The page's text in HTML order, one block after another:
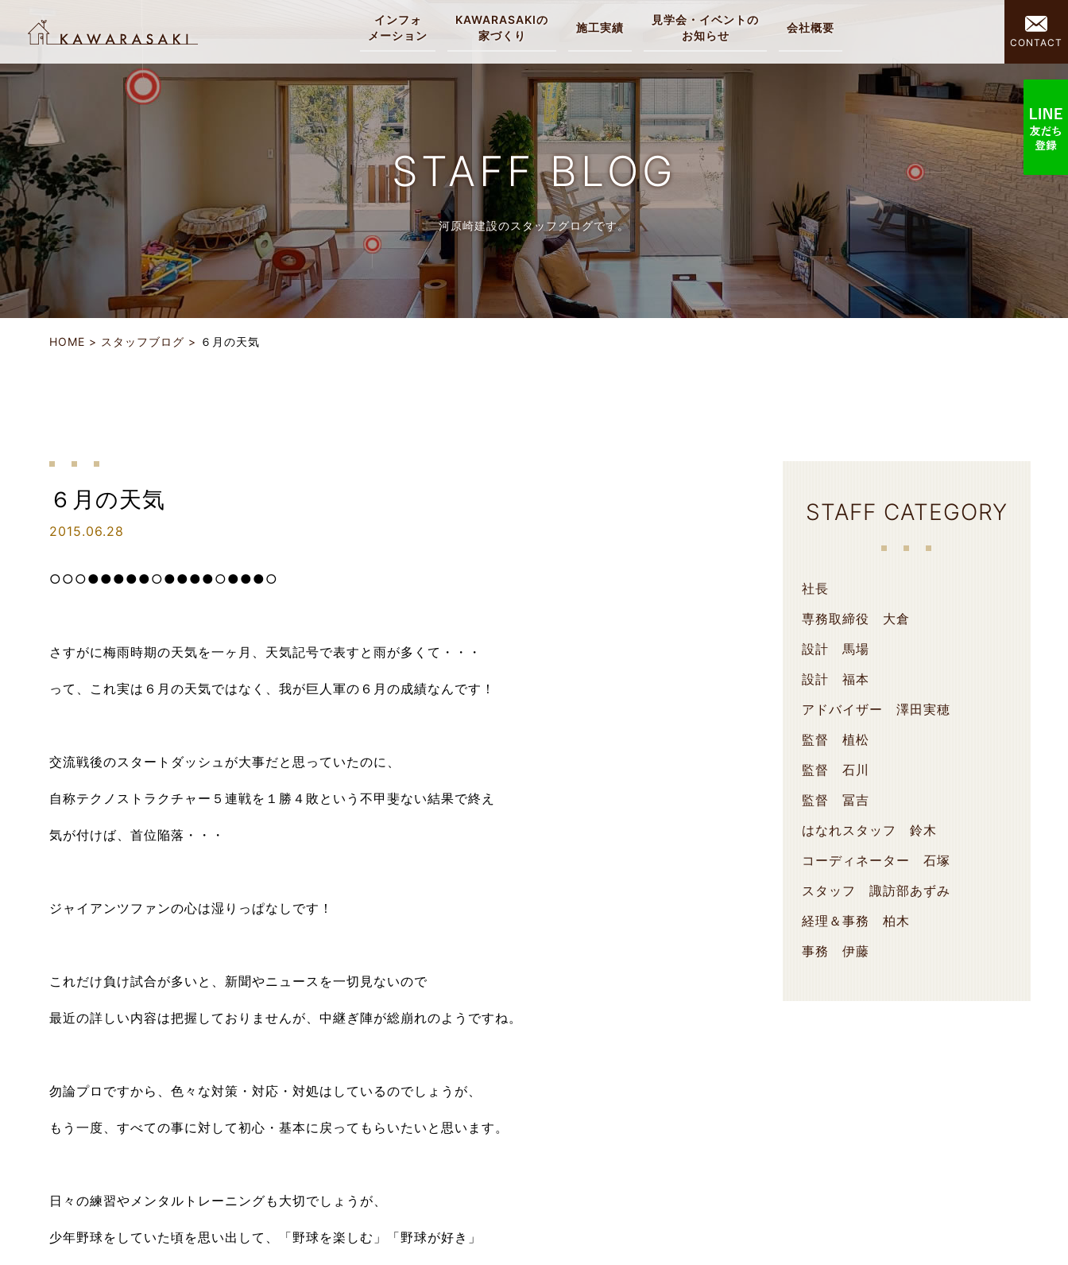
インフォ
メーション
KAWARASAKIの
家づくり
施工実績
見学会・イベントの
お知らせ
会社概要
CONTACT
STAFF BLOG
河原崎建設のスタッフグログです。
HOME スタッフブログ ６月の天気
６月の天気
2015.06.28
○○○●●●●●○●●●●○●●●○
さすがに梅雨時期の天気を一ヶ月、天気記号で表すと雨が多くて・・・
って、これ実は６月の天気ではなく、我が巨人軍の６月の成績なんです！
交流戦後のスタートダッシュが大事だと思っていたのに、
自称テクノストラクチャー５連戦を１勝４敗という不甲斐ない結果で終え
気が付けば、首位陥落・・・
ジャイアンツファンの心は湿りっぱなしです！
これだけ負け試合が多いと、新聞やニュースを一切見ないので
最近の詳しい内容は把握しておりませんが、中継ぎ陣が総崩れのようですね。
勿論プロですから、色々な対策・対応・対処はしているのでしょうが、
もう一度、すべての事に対して初心・基本に戻ってもらいたいと思います。
日々の練習やメンタルトレーニングも大切でしょうが、
少年野球をしていた頃を思い出して、「野球を楽しむ」「野球が好き」
STAFF CATEGORY
社長
専務取締役 大倉
設計 馬場
設計 福本
アドバイザー 澤田実穂
監督 植松
監督 石川
監督 冨吉
はなれスタッフ 鈴木
コーディネーター 石塚
スタッフ 諏訪部あずみ
経理＆事務 柏木
事務 伊藤